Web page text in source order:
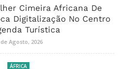
Cimeira Africana De
Digitalização No Centro
Turística
de Agosto, 2026
ÁFRICA